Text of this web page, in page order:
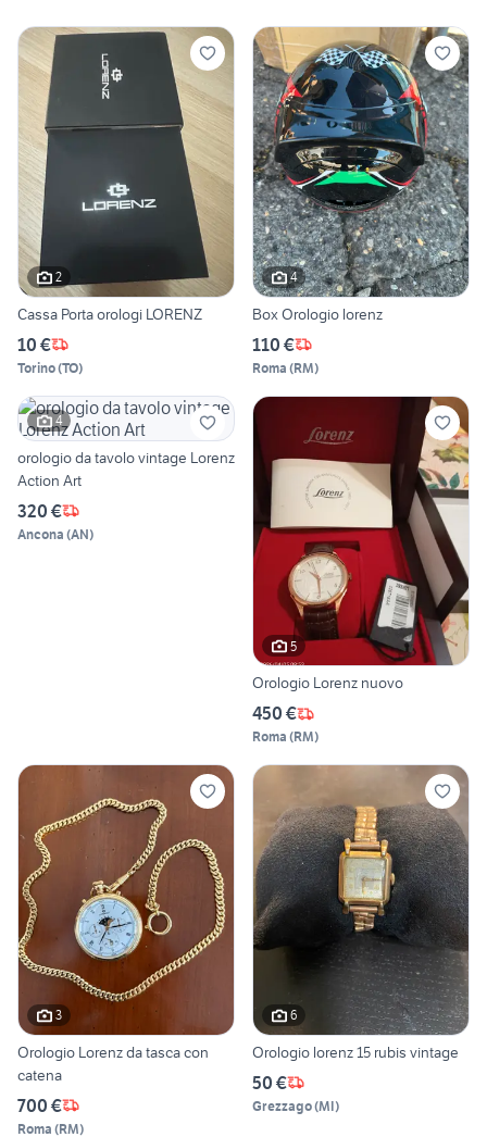
2
Cassa Porta orologi LORENZ
10 €
Torino(TO)
4
Box Orologio lorenz
110 €
Roma (RM)
4
orologio da tavolo vintage Lorenz
Action Art
320 €
Ancona (AN)
5
Orologio Lorenz nuovo
450 €
Roma (RM)
3
Orologio Lorenz da tasca con
catena
700 €
Roma (RM)
6
Orologio lorenz 15 rubis vintage
50 €
Grezzago(MI)